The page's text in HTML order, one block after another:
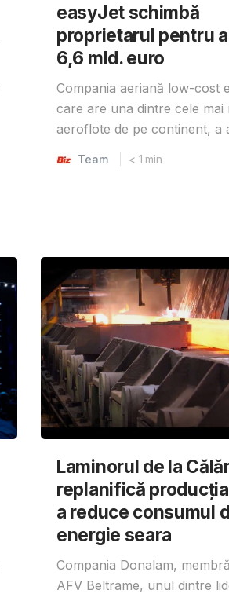
easyJet schimbă
proprietarul pentru
6,6 mld. euro
Compania aeriană low-cost
care are una dintre cele mai
aeroflote de pe continent, a
Team < 1 min
Laminorul de la
replanifică
a reduce consumul
energie seara
Compania Donalam,
AFV Beltrame, unul dintre